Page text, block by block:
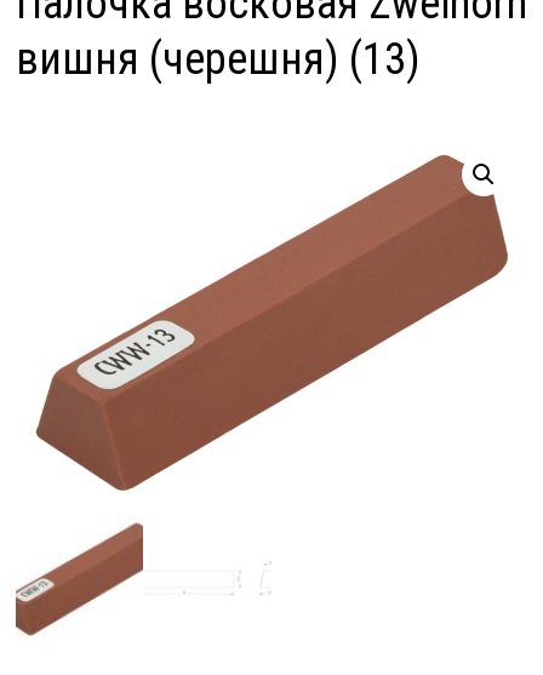
вишня (черешня) (13)